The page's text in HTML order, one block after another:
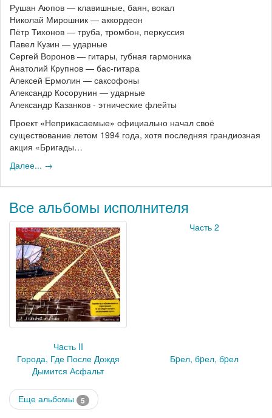
Рушан Аюпов — клавишные, баян, вокал
Николай Мирошник — аккордеон
Пётр Тихонов — труба, тромбон, перкуссия
Павел Кузин — ударные
Сергей Воронов — гитары, губная гармоника
Анатолий Крупнов — бас-гитара
Алексей Ермолин — саксофоны
Александр Косорунин — ударные
Александр Казанков - этнические флейты
Проект «Неприкасаемые» официально начал своё
существование летом 1994 года, хотя последняя грандиозная
акция «Бригады…
Далее... →
Все альбомы исполнителя
Чaсть II
Часть 2
Города, Где После Дождя
Дымится Асфальт
Бpел, бpел, бpел
Еще альбомы 5